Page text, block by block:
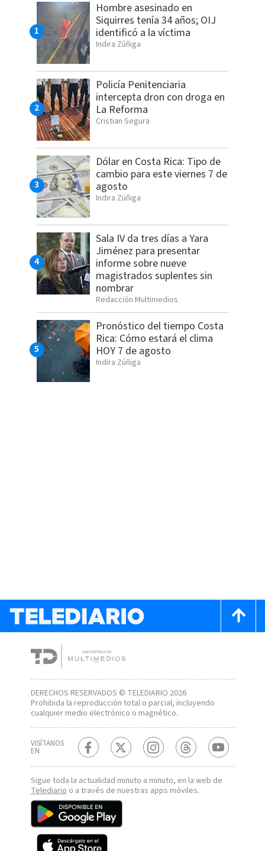
Hombre asesinado en
Siquirres tenía 34 años; OIJ
identificó a la víctima
Indira Zúñiga
Policía Penitenciaria
intercepta dron con droga en
La Reforma
Cristian Segura
Dólar en Costa Rica: Tipo de
cambio para este viernes 7 de
agosto
Indira Zúñiga
Sala IV da tres días a Yara
Jiménez para presentar
informe sobre nueve
magistrados suplentes sin
nombrar
Redacción Multimedios
Pronóstico del tiempo Costa
Rica: Cómo estará el clima
HOY 7 de agosto
Indira Zúñiga
DERECHOS RESERVADOS © TELEDIARIO 2026
Prohibida la reproducción total o parcial, incluyendo
cualquier medio electrónico o magnético.
VISÍTANOS
EN
Sigue toda la actualidad minuto a minuto, en la web de
Telediarioo a través de nuestras apps móviles.